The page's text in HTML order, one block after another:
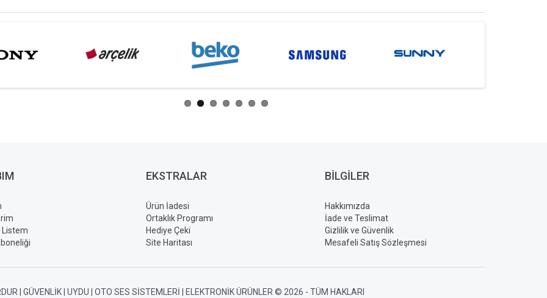
Listem
EKSTRALAR
Ürün İadesi
Ortaklık Programı
Hediye Çeki
Site Haritası
BILGILER
Hakkımızda
İade ve Teslimat
Gizlilik ve Güvenlik
Mesafeli Satış Sözleşmesi
| GÜVENLIK | UYDU | OTO SES SISTEMLERI | ELEKTRONIK ÜRÜNLER © 2026 - TÜM HAKLARI